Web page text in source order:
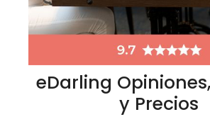
eDarling
y Precios